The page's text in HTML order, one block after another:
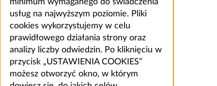
minimum wymaganego do świadczenia
usług na najwyższym poziomie. Pliki
cookies wykorzystujemy w celu
prawidłowego działania strony oraz
analizy liczby odwiedzin. Po kliknięciu w
przycisk „USTAWIENIA COOKIES”
możesz otworzyć okno, w którym